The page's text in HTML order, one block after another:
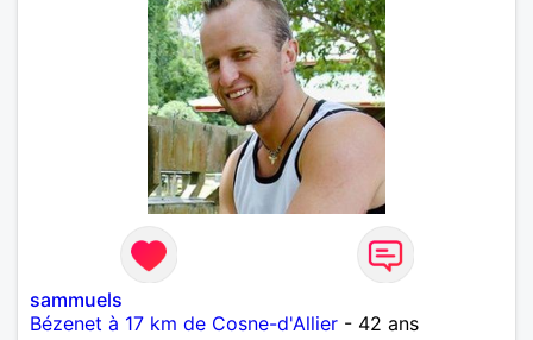
sammuels
Bézenet à 17 km de Cosne-d'Allier - 42 ans